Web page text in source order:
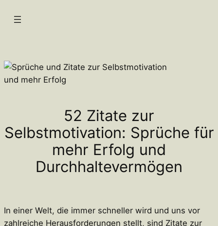
Inhalt
52 Zitate zur
Selbstmotivation: Sprüche für
mehr Erfolg und
Durchhaltevermögen
In einer Welt, die immer schneller wird und uns vor
zahlreiche Herausforderungen stellt, sind Zitate zur